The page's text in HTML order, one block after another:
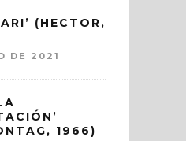
(HECTOR,
DE 2021
1966)